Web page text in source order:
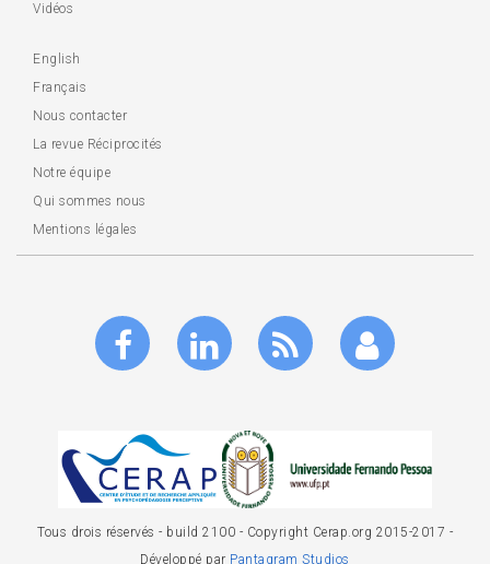
Vidéos
English
Français
Nous contacter
La revue Réciprocités
Notre équipe
Qui sommes nous
Mentions légales
Tous drois réservés - build 2100 - Copyright Cerap.org 2015-2017 -
Développé par Pantagram Studios